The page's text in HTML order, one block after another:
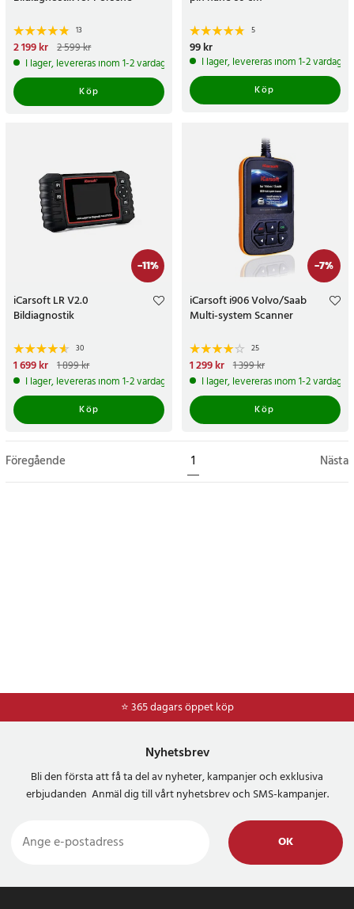
13
Nuvarande pris:
2 199 krTidigare pris:2 599 kr
2 199 kr 2 599 kr
I lager, levereras inom 1-2 vardagar
Köp
5
Pris:
99 kr
I lager, levereras inom 1-2 vardagar
Köp
-11%
iCarsoft LR V2.0
Bildiagnostik
30
Nuvarande pris:
1 699 krTidigare pris:1 899 kr
1 699 kr 1 899 kr
I lager, levereras inom 1-2 vardagar
Köp
-7%
iCarsoft i906 Volvo/Saab
Multi-system Scanner
25
Nuvarande pris:
1 299 krTidigare pris:1 399 kr
1 299 kr 1 399 kr
I lager, levereras inom 1-2 vardagar
Köp
Föregående 1 Nästa
⭐ 365 dagars öppet köp
⭐Frakt 49kr *
Nyhetsbrev
Bli den första att få ta del av nyheter, kampanjer och exklusiva
erbjudanden Anmäl dig till vårt nyhetsbrev och SMS-kampanjer.
OK